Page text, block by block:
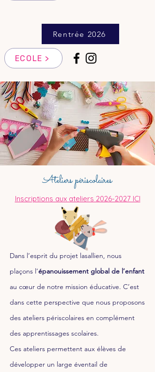
Rentrée 2026
ECOLE >
Ateliers périscolaires
Inscriptions aux ateliers 2026-2027 ICI
Dans l’esprit du projet lasallien, nous
plaçons l’épanouissement global de l’enfant
au cœur de notre mission éducative. C’est
dans cette perspective que nous proposons
des ateliers périscolaires en complément
des apprentissages scolaires.
Ces ateliers permettent aux élèves de
développer un large éventail de